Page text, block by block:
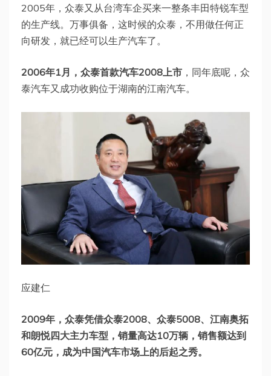
2005年，众泰又从台湾车企买来一整条丰田特锐车型
的生产线。万事俱备，这时候的众泰，不用做任何正
向研发，就已经可以生产汽车了。
2006年1月，众泰首款汽车2008上市 ，同年底呢，众
泰汽车又成功收购位于湖南的江南汽车。
应建仁
2009年，众泰凭借众泰2008、众泰5008、江南奥拓
和朗悦四大主力车型，销量高达10万辆，销售额达到
60亿元，成为中国汽车市场上的后起之秀。